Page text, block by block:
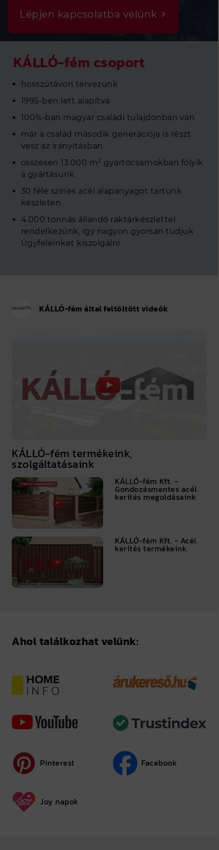
Lépjen kapcsolatba velünk
KÁLLÓ-fém csoport
hosszútávon tervezünk
1995-ben lett alapítva
100%-ban magyar családi tulajdonban van
már a család második generációja is részt
vesz az irányításban
összesen 13.000 m2 gyártócsarnokban folyik
a gyártásunk
30 féle színes acél alapanyagot tartunk
készleten
4.000 tonnás állandó raktárkészlettel
rendelkezünk, így nagyon gyorsan tudjuk
Ügyfeleinket kiszolgálni
KÁLLÓ-fém által feltöltött videók
KÁLLÓ-fém termékeink,
szolgáltatásaink
KÁLLÓ-fém Kft. -
Gondozásmentes acél
kerítés megoldásaink
KÁLLÓ-fém Kft. - Acél
kerítés termékeink
Ahol találkozhat velünk:
Pinterest Facebook
Joy napok